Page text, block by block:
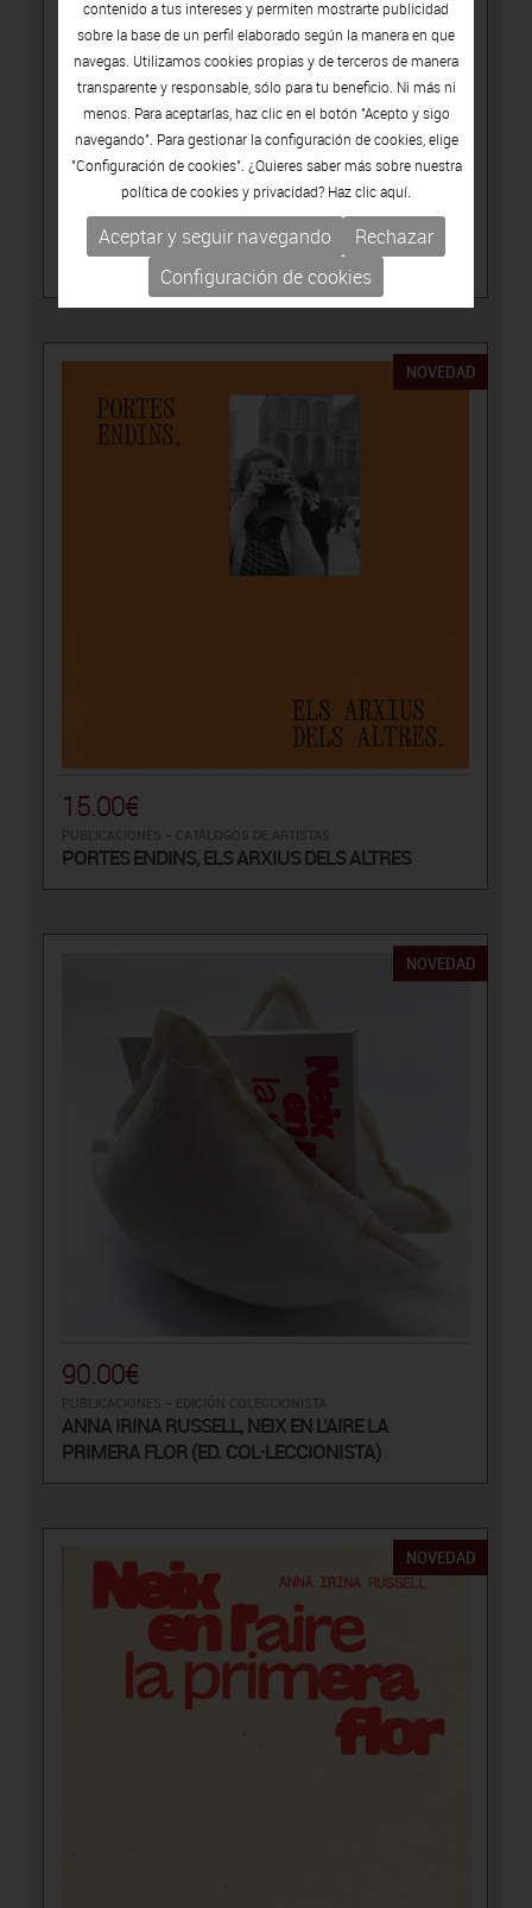
15.00€
PUBLICACIONES - CATÁLOGOS DE ARTISTAS
LÚA CODERCH, ASSENYALA UN PUNT
NOVEDAD
15.00€
-
PORTES ENDINS, ELS ARXIUS DELS ALTRES
NOVEDAD
90.00€
-
ANNA IRINA RUSSELL, NEIX EN L’AIRE LA
PRIMERA FLOR (ED. COL·LECCIONISTA)
NOVEDAD
contenido a tus intereses y permiten mostrarte publicidad
sobre la base de un perfil elaborado según la manera en que
navegas. Utilizamos cookies propias y de terceros de manera
transparente y responsable, sólo para tu beneficio. Ni más ni
menos. Para aceptarlas, haz clic en el botón "Acepto y sigo
navegando". Para gestionar la configuración de cookies, elige
"Configuración de cookies". ¿Quieres saber más sobre nuestra
política de cookies y privacidad? Haz clicaquí.
Aceptar y seguir navegando
Rechazar
Configuración de cookies